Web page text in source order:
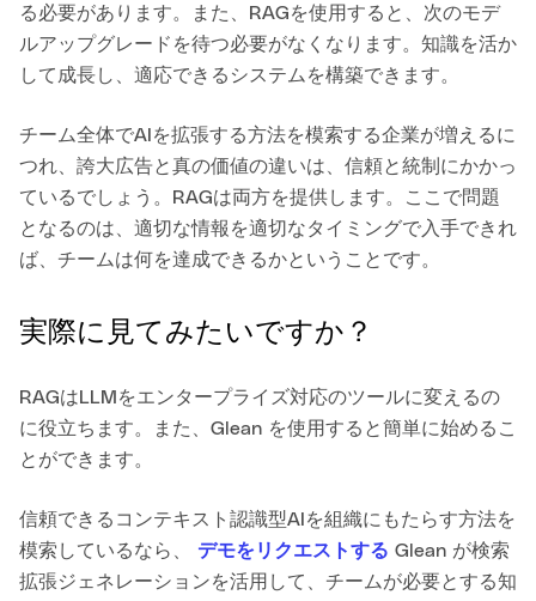
る必要があります。また、RAGを使用すると、次のモデ
ルアップグレードを待つ必要がなくなります。知識を活か
して成長し、適応できるシステムを構築できます。
チーム全体でAIを拡張する方法を模索する企業が増えるに
つれ、誇大広告と真の価値の違いは、信頼と統制にかかっ
ているでしょう。RAGは両方を提供します。ここで問題
となるのは、適切な情報を適切なタイミングで入手できれ
ば、チームは何を達成できるかということです。
実際に見てみたいですか？
RAGはLLMをエンタープライズ対応のツールに変えるの
に役立ちます。また、Glean を使用すると簡単に始めるこ
とができます。
信頼できるコンテキスト認識型AIを組織にもたらす方法を
模索しているなら、 デモをリクエストする Glean が検索
拡張ジェネレーションを活用して、チームが必要とする知